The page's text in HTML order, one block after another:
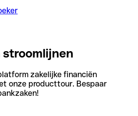
stroomlijnen
zakelijke financiën
onze producttour. Bespaar